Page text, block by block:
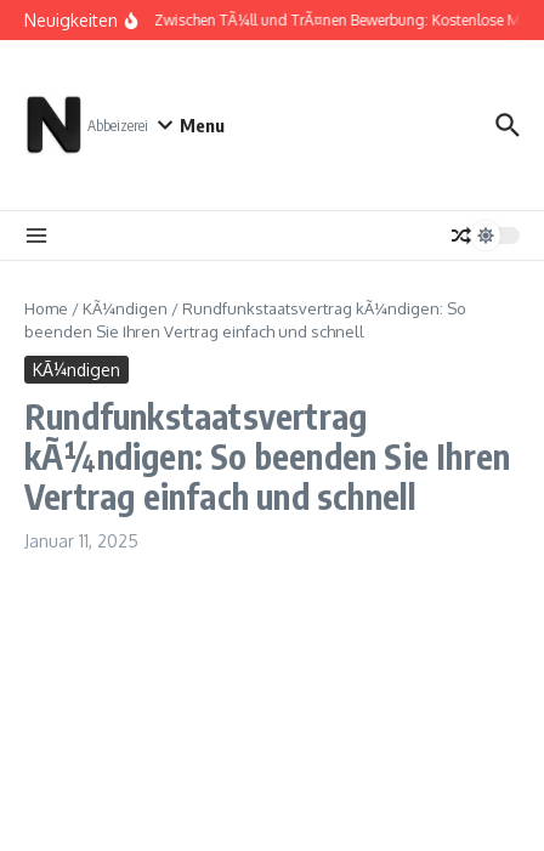
Zum Inhalt springen
Neuigkeiten Zwischen TÃ¼ll und TrÃ¤nen Bewerbung: Kostenlose
Abbeizerei Menu
Home / KÃ¼ndigen / Rundfunkstaatsvertrag kÃ¼ndigen: So
beenden Sie Ihren Vertrag einfach und schnell
KÃ¼ndigen
Rundfunkstaatsvertrag
kÃ¼ndigen: So beenden Sie Ihren
Vertrag einfach und schnell
Januar 11, 2025